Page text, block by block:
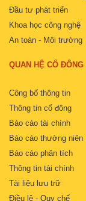
Đầu tư phát triển
Khoa học công nghệ
An toàn - Môi trường
QUAN HỆ CỔ ĐÔNG
Công bố thông tin
Thông tin cổ đông
Báo cáo tài chính
Báo cáo thường niên
Báo cáo phân tích
Thông tin tài chính
Tài liệu lưu trữ
Điều lệ - Quy chế